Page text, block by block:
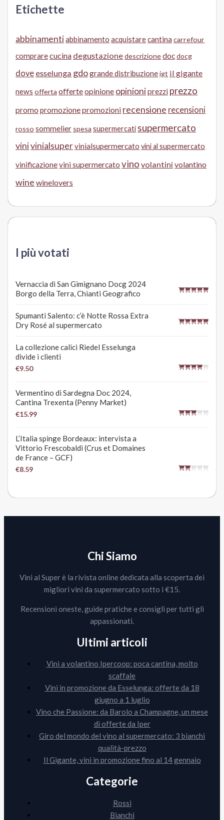
Etichette
abbinamentiabbinamento acquistarecantina carrefour
comprarecucina degustazionedescrizionedocdocg
dove esselunga gdogrande distribuzioneigt il gigante
news offerta offerteopinione opinioniprezzi prezzo
promo promozionepromozioni recensione recensioni
rosso sommelier spesa supermercati supermercato
vinivinialsupervinialsupermercato vini al supermercato
vinificazionevini supermercato vino volantini volantino
wine winelovers
I più votati
Vernaccia di San Gimignano Docg 2024
Borgo della Terra, Chianti Geografico
Spumanti Salento: c’è Notte Rossa Extra
Dry Rosé al supermercato
La collezione calici Riedel Esselunga
divide i clienti
€9.50
Vermentino di Sardegna Doc 2024,
Cantina Trexenta (Penny Market)
€15.99
L’Italia spinge Bordeaux: intervista a
Vittorio Frescobaldi (Crus et Domaines
de France – GCF)
€8.59
Chi Siamo
Vini al Super è la rivista online dedicata alla scoperta dei
migliori vini da supermercato sotto i €15.
Recensioni oneste, guide pratiche e consigli per tutti gli
appassionati.
Ultimi articoli
Vini a volantino Ipercoop: poca cantina, molto
scaffale
Vini in promozione da Esselunga: offerte da 18
giugno a 1 luglio
Vino che Passione: da Barolo a Champagne, un mese
di offerte da Iper
Giro del mondo del vino al supermercato: 3 bianchi
qualità-prezzo
Il Gigante, vini in promozione fino al 14 gennaio
Categorie
Rossi
Bianchi